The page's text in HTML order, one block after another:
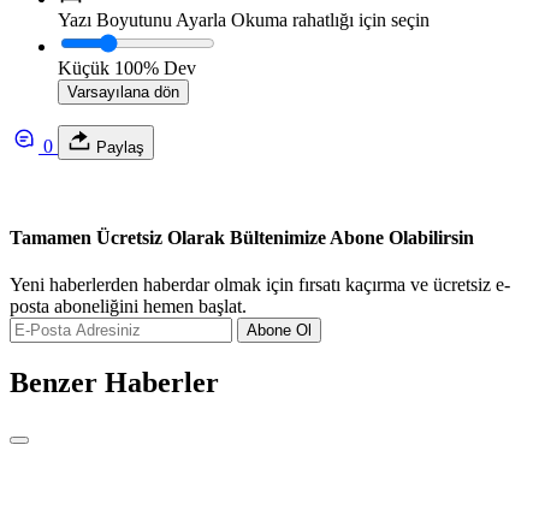
Yazı Boyutunu Ayarla Okuma rahatlığı için seçin
Küçük 100% Dev
Varsayılana dön
0 Paylaş
Tamamen Ücretsiz Olarak Bültenimize Abone Olabilirsin
Yeni haberlerden haberdar olmak için fırsatı kaçırma ve ücretsiz e-
posta aboneliğini hemen başlat.
Abone Ol
Benzer Haberler